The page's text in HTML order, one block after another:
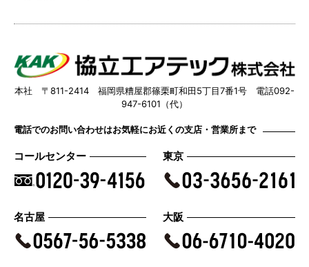
本社 〒811-2414 福岡県糟屋郡篠栗町和田5丁目7番1号 電話092-
947-6101（代）
電話でのお問い合わせはお気軽にお近くの支店・営業所まで
コールセンター 東京
名古屋 大阪